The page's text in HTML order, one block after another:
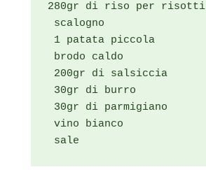
280gr di riso per risotti
scalogno
1 patata piccola
brodo caldo
200gr di salsiccia
30gr di burro
30gr di parmigiano
vino bianco
sale